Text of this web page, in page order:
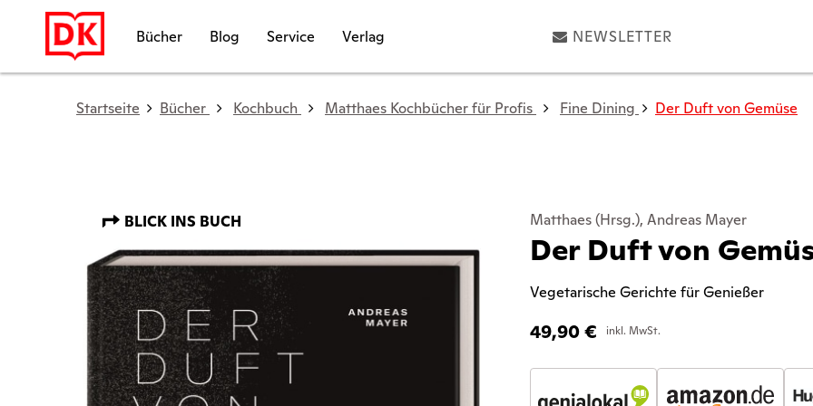
Bücher Blog Service Verlag NEWSLETTER
Startseite Bücher Kochbuch Matthaes Kochbücher für Profis Fine Dining Der Duft von Gemüse
BLICK INS BUCH Matthaes (Hrsg.), Andreas Mayer
Der Duft von
Vegetarische Gerichte für Genießer
49,90€ inkl. MwSt.